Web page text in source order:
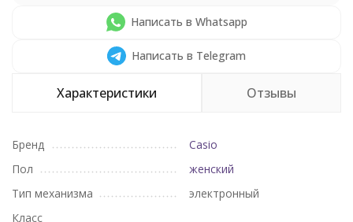
Написать в Whatsapp
Написать в Telegram
Характеристики Отзывы
Бренд
Casio
Пол
женский
Тип механизма
электронный
Класс